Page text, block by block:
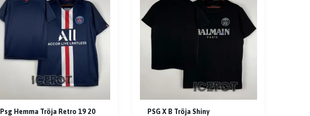
Psg Hemma Tröja Retro 19 20 PSG X B Tröja Shiny